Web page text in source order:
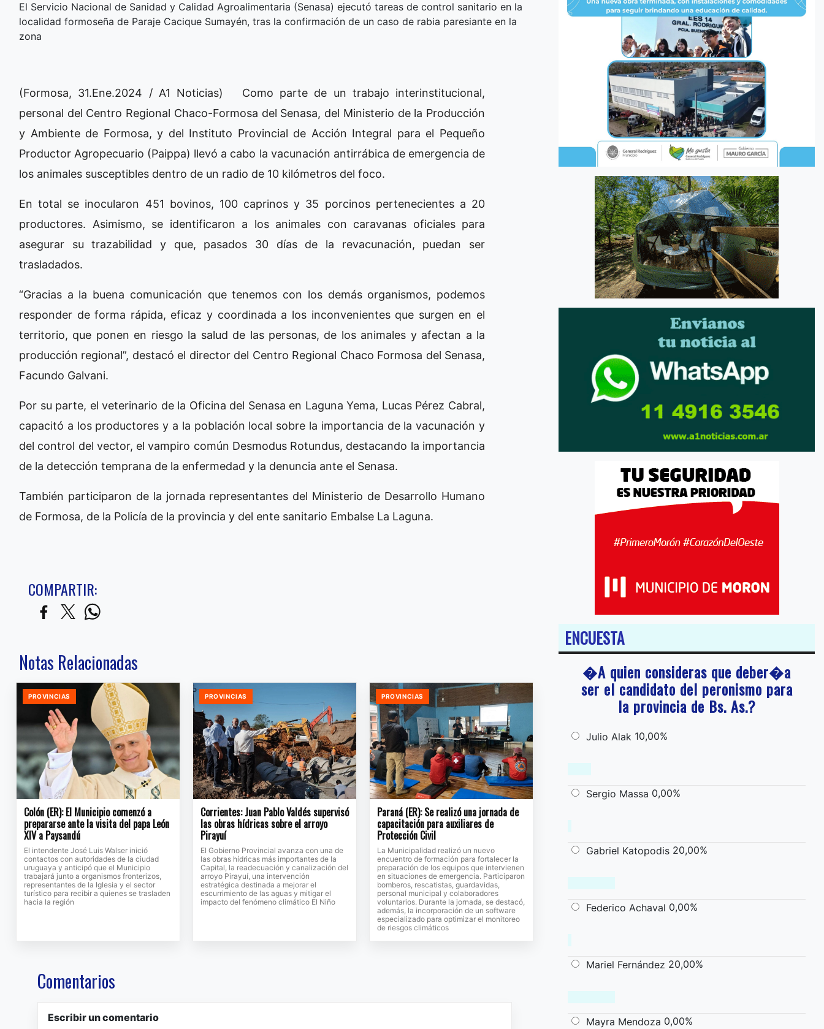
El Servicio Nacional de Sanidad y Calidad Agroalimentaria (Senasa) ejecutó tareas de control sanitario en la
localidad formoseña de Paraje Cacique Sumayén, tras la confirmación de un caso de rabia paresiante en la
zona
(Formosa, 31.Ene.2024 / A1 Noticias) Como parte de un trabajo interinstitucional,
personal del Centro Regional Chaco-Formosa del Senasa, del Ministerio de la Producción
y Ambiente de Formosa, y del Instituto Provincial de Acción Integral para el Pequeño
Productor Agropecuario (Paippa) llevó a cabo la vacunación antirrábica de emergencia de
los animales susceptibles dentro de un radio de 10 kilómetros del foco.
En total se inocularon 451 bovinos, 100 caprinos y 35 porcinos pertenecientes a 20
productores. Asimismo, se identificaron a los animales con caravanas oficiales para
asegurar su trazabilidad y que, pasados 30 días de la revacunación, puedan ser
trasladados.
“Gracias a la buena comunicación que tenemos con los demás organismos, podemos
responder de forma rápida, eficaz y coordinada a los inconvenientes que surgen en el
territorio, que ponen en riesgo la salud de las personas, de los animales y afectan a la
producción regional”, destacó el director del Centro Regional Chaco Formosa del Senasa,
Facundo Galvani.
Por su parte, el veterinario de la Oficina del Senasa en Laguna Yema, Lucas Pérez Cabral,
capacitó a los productores y a la población local sobre la importancia de la vacunación y
del control del vector, el vampiro común Desmodus Rotundus, destacando la importancia
de la detección temprana de la enfermedad y la denuncia ante el Senasa.
También participaron de la jornada representantes del Ministerio de Desarrollo Humano
de Formosa, de la Policía de la provincia y del ente sanitario Embalse La Laguna.
COMPARTIR:
Notas Relacionadas
PROVINCIAS
Colón (ER): El Municipio comenzó a
prepararse ante la visita del papa León
XIV a Paysandú
El intendente José Luis Walser inició
contactos con autoridades de la ciudad
uruguaya y anticipó que el Municipio
trabajará junto a organismos fronterizos,
representantes de la Iglesia y el sector
turístico para recibir a quienes se trasladen
hacia la región
PROVINCIAS
Corrientes: Juan Pablo Valdés supervisó
las obras hídricas sobre el arroyo
Pirayuí
El Gobierno Provincial avanza con una de
las obras hídricas más importantes de la
Capital, la readecuación y canalización del
arroyo Pirayuí, una intervención
estratégica destinada a mejorar el
escurrimiento de las aguas y mitigar el
impacto del fenómeno climático El Niño
PROVINCIAS
Paraná (ER): Se realizó una jornada de
capacitación para auxiliares de
Protección Civil
La Municipalidad realizó un nuevo
encuentro de formación para fortalecer la
preparación de los equipos que intervienen
en situaciones de emergencia. Participaron
bomberos, rescatistas, guardavidas,
personal municipal y colaboradores
voluntarios. Durante la jornada, se destacó,
además, la incorporación de un software
especializado para optimizar el monitoreo
de riesgos climáticos
Comentarios
Escribir un comentario
ENCUESTA
�A quien consideras que deber�a
ser el candidato del peronismo para
la provincia de Bs. As.?
Julio Alak 10,00%
Sergio Massa 0,00%
Gabriel Katopodis 20,00%
Federico Achaval 0,00%
Mariel Fernández 20,00%
Mayra Mendoza 0,00%